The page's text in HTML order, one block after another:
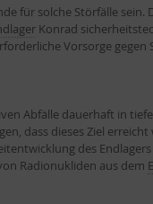
für solche Störfälle sein.
Konrad
Vorsorge gegen
Abfälle dauerhaft in
dass dieses Ziel
des
Radionukliden aus dem